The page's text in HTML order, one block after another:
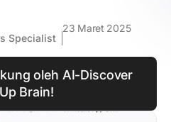
Specialist
23 Maret 2025
oleh AI-Discover
Brain!